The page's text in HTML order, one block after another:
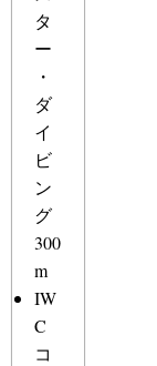
タ
ー
・
ダ
イ
ビ
ン
グ
300
m
IW
C
コ